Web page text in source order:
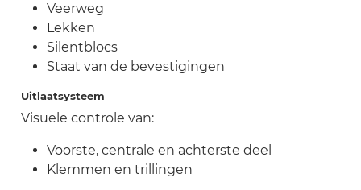
Veerweg
Lekken
Silentblocs
Staat van de bevestigingen
Uitlaatsysteem
Visuele controle van:
Voorste, centrale en achterste deel
Klemmen en trillingen